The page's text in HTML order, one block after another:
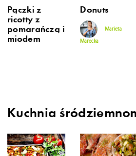
Pączki z
ricotty z
pomarańczą i
miodem
Donuts
Marieta
Marecka
Kuchnia